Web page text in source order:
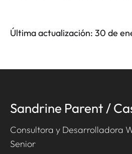
Última actualización: 30 de
Sandrine Parent /
Consultora y Desarrolladora
Senior